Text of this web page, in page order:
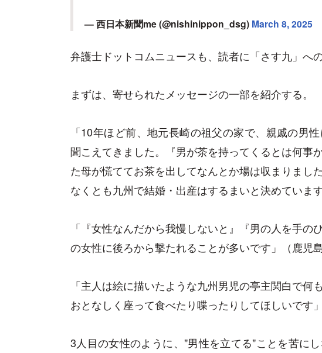
— 西日本新聞me (@nishinippon_dsg) March 8, 2025
弁護士ドットコムニュースも、読者に「さす九」へ
まずは、寄せられたメッセージの一部を紹介する。
「10年ほど前、地元長崎の祖父の家で、親戚の男
聞こえてきました。『男が茶を持ってくるとは何事
た母が慌ててお茶を出してなんとか場は収まりまし
なくとも九州で結婚・出産はするまいと決めていま
「『女性なんだから我慢しないと』『男の人を手
の女性に後ろから撃たれることが多いです」（鹿児
「主人は絵に描いたような九州男児の亭主関白で
おとなしく座って食べたり喋ったりしてほしいです
3人目の女性のように、"男性を立てる"ことを苦に